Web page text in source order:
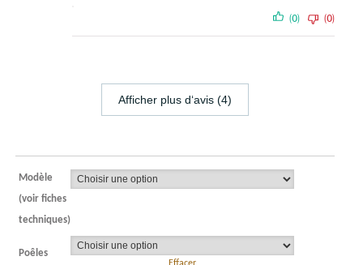
(0) (0)
Afficher plus d‘avis (4)
Modèle
(voir fiches
techniques)
Poêles